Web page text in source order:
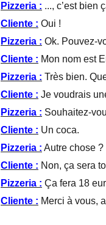
Pizzeria : ..., c’est bien
Cliente : Oui !
Pizzeria : Ok. Pouvez-
Cliente : Mon nom est
Pizzeria : Très bien.
Cliente : Je voudrais
Pizzeria : Souhaitez-
Cliente : Un coca.
Pizzeria : Autre chose ?
Cliente : Non, ça sera
Pizzeria : Ça fera 18
Cliente : Merci à vous,